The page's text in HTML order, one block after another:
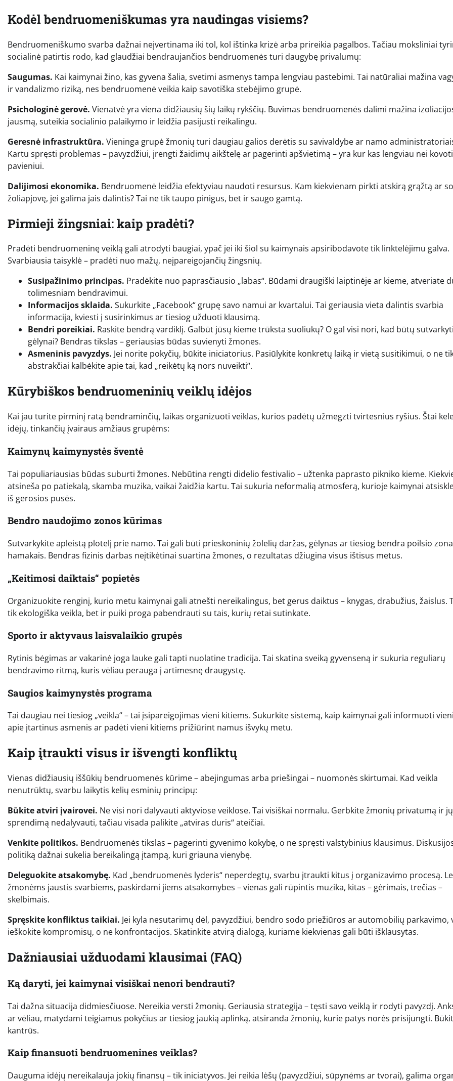
Kodėl bendruomeniškumas yra naudingas visiems?
Bendruomeniškumo svarba dažnai neįvertinama iki tol, kol ištinka krizė arba prireikia pagalbos. Tačiau moksliniai
socialinė patirtis rodo, kad glaudžiai bendraujančios bendruomenės turi daugybę privalumų:
Saugumas. Kai kaimynai žino, kas gyvena šalia, svetimi asmenys tampa lengviau pastebimi. Tai natūraliai mažina
ir vandalizmo riziką, nes bendruomenė veikia kaip savotiška stebėjimo grupė.
Psichologinė gerovė. Vienatvė yra viena didžiausių šių laikų rykščių. Buvimas bendruomenės dalimi mažina
jausmą, suteikia socialinio palaikymo ir leidžia pasijusti reikalingu.
Geresnė infrastruktūra. Vieninga grupė žmonių turi daugiau galios derėtis su savivaldybe ar namo
Kartu spręsti problemas – pavyzdžiui, įrengti žaidimų aikštelę ar pagerinti apšvietimą – yra kur kas lengviau nei kovoti
pavieniui.
Dalijimosi ekonomika. Bendruomenė leidžia efektyviau naudoti resursus. Kam kiekvienam pirkti atskirą grąžtą ar
žoliapjovę, jei galima jais dalintis? Tai ne tik taupo pinigus, bet ir saugo gamtą.
Pirmieji žingsniai: kaip pradėti?
Pradėti bendruomeninę veiklą gali atrodyti baugiai, ypač jei iki šiol su kaimynais apsiribodavote tik linktelėjimu galva.
Svarbiausia taisyklė – pradėti nuo mažų, neįpareigojančių žingsnių.
Susipažinimo principas. Pradėkite nuo paprasčiausio „labas“. Būdami draugiški laiptinėje ar kieme, atveriate
tolimesniam bendravimui.
Informacijos sklaida. Sukurkite „Facebook“ grupę savo namui ar kvartalui. Tai geriausia vieta dalintis svarbia
informacija, kviesti į susirinkimus ar tiesiog užduoti klausimą.
Bendri poreikiai. Raskite bendrą vardiklį. Galbūt jūsų kieme trūksta suoliukų? O gal visi nori, kad būtų sutvarkyti
gėlynai? Bendras tikslas – geriausias būdas suvienyti žmones.
Asmeninis pavyzdys. Jei norite pokyčių, būkite iniciatorius. Pasiūlykite konkretų laiką ir vietą susitikimui, o ne
abstrakčiai kalbėkite apie tai, kad „reikėtų ką nors nuveikti“.
Kūrybiškos bendruomeninių veiklų idėjos
Kai jau turite pirminį ratą bendraminčių, laikas organizuoti veiklas, kurios padėtų užmegzti tvirtesnius ryšius. Štai
idėjų, tinkančių įvairaus amžiaus grupėms:
Kaimynų kaimynystės šventė
Tai populiariausias būdas suburti žmones. Nebūtina rengti didelio festivalio – užtenka paprasto pikniko kieme.
atsineša po patiekalą, skamba muzika, vaikai žaidžia kartu. Tai sukuria neformalią atmosferą, kurioje kaimynai
iš gerosios pusės.
Bendro naudojimo zonos kūrimas
Sutvarkykite apleistą plotelį prie namo. Tai gali būti prieskoninių žolelių daržas, gėlynas ar tiesiog bendra poilsio
hamakais. Bendras fizinis darbas neįtikėtinai suartina žmones, o rezultatas džiugina visus ištisus metus.
„Keitimosi daiktais“ popietės
Organizuokite renginį, kurio metu kaimynai gali atnešti nereikalingus, bet gerus daiktus – knygas, drabužius, žaislus.
tik ekologiška veikla, bet ir puiki proga pabendrauti su tais, kurių retai sutinkate.
Sporto ir aktyvaus laisvalaikio grupės
Rytinis bėgimas ar vakarinė joga lauke gali tapti nuolatine tradicija. Tai skatina sveiką gyvenseną ir sukuria reguliarų
bendravimo ritmą, kuris vėliau perauga į artimesnę draugystę.
Saugios kaimynystės programa
Tai daugiau nei tiesiog „veikla“ – tai įsipareigojimas vieni kitiems. Sukurkite sistemą, kaip kaimynai gali informuoti
apie įtartinus asmenis ar padėti vieni kitiems prižiūrint namus išvykų metu.
Kaip įtraukti visus ir išvengti konfliktų
Vienas didžiausių iššūkių bendruomenės kūrime – abejingumas arba priešingai – nuomonės skirtumai. Kad veikla
nenutrūktų, svarbu laikytis kelių esminių principų:
Būkite atviri įvairovei. Ne visi nori dalyvauti aktyviose veiklose. Tai visiškai normalu. Gerbkite žmonių privatumą ir jų
sprendimą nedalyvauti, tačiau visada palikite „atviras duris“ ateičiai.
Venkite politikos. Bendruomenės tikslas – pagerinti gyvenimo kokybę, o ne spręsti valstybinius klausimus.
politiką dažnai sukelia bereikalingą įtampą, kuri griauna vienybę.
Deleguokite atsakomybę. Kad „bendruomenės lyderis“ neperdegtų, svarbu įtraukti kitus į organizavimo procesą.
žmonėms jaustis svarbiems, paskirdami jiems atsakomybes – vienas gali rūpintis muzika, kitas – gėrimais, trečias –
skelbimais.
Spręskite konfliktus taikiai. Jei kyla nesutarimų dėl, pavyzdžiui, bendro sodo priežiūros ar automobilių parkavimo,
ieškokite kompromisų, o ne konfrontacijos. Skatinkite atvirą dialogą, kuriame kiekvienas gali būti išklausytas.
Dažniausiai užduodami klausimai (FAQ)
Ką daryti, jei kaimynai visiškai nenori bendrauti?
Tai dažna situacija didmiesčiuose. Nereikia versti žmonių. Geriausia strategija – tęsti savo veiklą ir rodyti pavyzdį.
ar vėliau, matydami teigiamus pokyčius ar tiesiog jaukią aplinką, atsiranda žmonių, kurie patys norės prisijungti.
kantrūs.
Kaip finansuoti bendruomenines veiklas?
Dauguma idėjų nereikalauja jokių finansų – tik iniciatyvos. Jei reikia lėšų (pavyzdžiui, sūpynėms ar tvorai), galima